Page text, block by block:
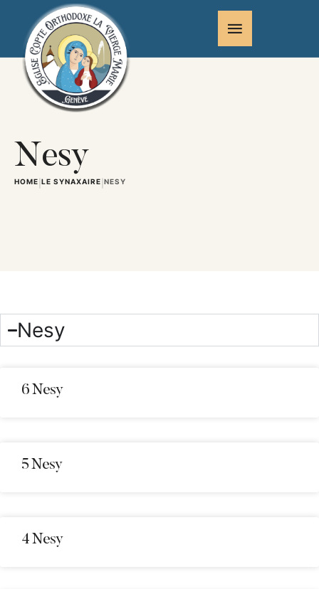
Nesy
HOME LE SYNAXAIRE NESY
Nesy
6 Nesy
5 Nesy
4 Nesy